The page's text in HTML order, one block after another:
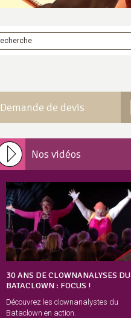
Demande de devis
Nos vidéos
30 ANS DE CLOWNANALYSES DU
BATACLOWN : FOCUS !
Découvrez les clownanalystes du
Bataclown en action.